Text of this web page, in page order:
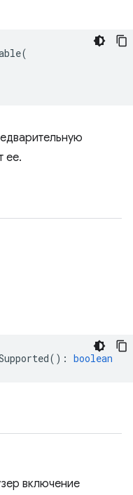
(
ее.
() : boolean
включение